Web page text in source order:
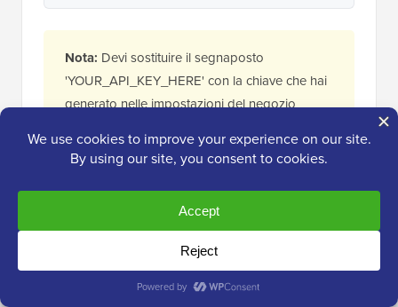
Nota: Devi sostituire il segnaposto
'YOUR_API_KEY_HERE' con la chiave che hai
generato nelle impostazioni del negozio
Ora, pubblica il tuo post o la tua pagina del blog per
vedere il widget di donazione in azione. I tuoi visitatori
potranno ora effettuare una donazione utilizzando
Bitcoin e altre criptovalute.